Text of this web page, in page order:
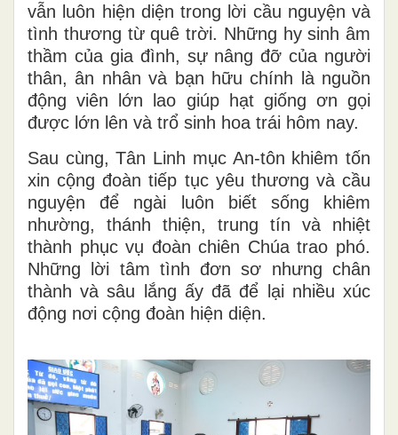
vẫn luôn hiện diện trong lời cầu nguyện và
tình thương từ quê trời. Những hy sinh âm
thầm của gia đình, sự nâng đỡ của người
thân, ân nhân và bạn hữu chính là nguồn
động viên lớn lao giúp hạt giống ơn gọi
được lớn lên và trổ sinh hoa trái hôm nay.
Sau cùng, Tân Linh mục An-tôn khiêm tốn
xin cộng đoàn tiếp tục yêu thương và cầu
nguyện để ngài luôn biết sống khiêm
nhường, thánh thiện, trung tín và nhiệt
thành phục vụ đoàn chiên Chúa trao phó.
Những lời tâm tình đơn sơ nhưng chân
thành và sâu lắng ấy đã để lại nhiều xúc
động nơi cộng đoàn hiện diện.